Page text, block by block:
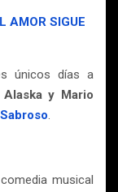
AMOR SIGUE
únicos días a
Alaska y Mario
.
musical